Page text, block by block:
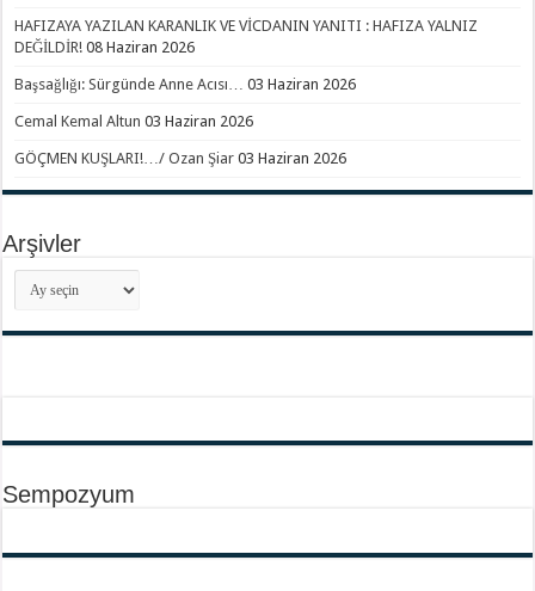
HAFIZAYA YAZILAN KARANLIK VE VİCDANIN YANITI : HAFIZA YALNIZ
DEĞİLDİR! 08 Haziran 2026
Başsağlığı: Sürgünde Anne Acısı… 03 Haziran 2026
Cemal Kemal Altun 03 Haziran 2026
GÖÇMEN KUŞLARI!…/ Ozan Şiar 03 Haziran 2026
Arşivler
Arşivler
Sempozyum